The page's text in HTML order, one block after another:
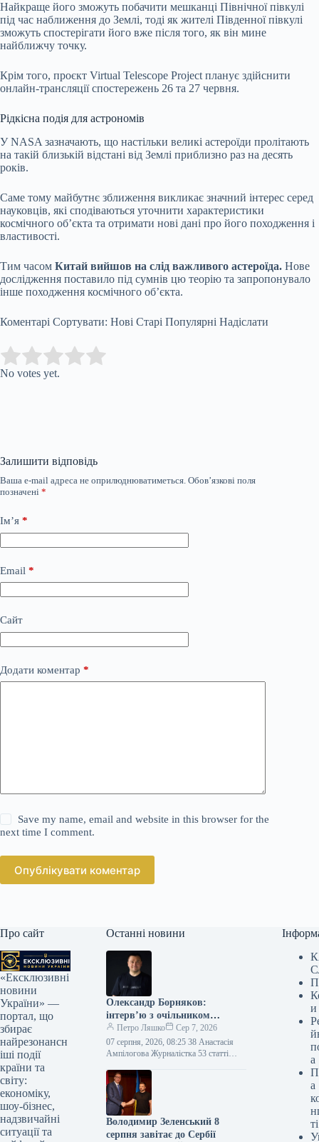
Найкраще його зможуть побачити мешканці Північної півкулі
під час наближення до Землі, тоді як жителі Південної півкулі
зможуть спостерігати його вже після того, як він мине
найближчу точку.
Крім того, проєкт Virtual Telescope Project планує здійснити
онлайн-трансляції спостережень 26 та 27 червня.
Рідкісна подія для астрономів
У NASA зазначають, що настільки великі астероїди пролітають
на такій близькій відстані від Землі приблизно раз на десять
років.
Саме тому майбутнє зближення викликає значний інтерес серед
науковців, які сподіваються уточнити характеристики
космічного об’єкта та отримати нові дані про його походження і
властивості.
Тим часом Китай вийшов на слід важливого астероїда. Нове
дослідження поставило під сумнів цю теорію та запропонувало
інше походження космічного об’єкта.
Коментарі Сортувати: Нові Старі Популярні Надіслати
Rate this item:
No votes yet.
Залишити відповідь
Ваша e-mail адреса не оприлюднюватиметься. Обов’язкові поля
позначені *
Ім’я *
Email *
Сайт
Додати коментар *
Save my name, email and website in this browser for the
next time I comment.
Опублікувати коментар
Про сайт
«Ексклюзивні
новини
України» —
портал, що
збирає
найрезонансн
іші події
країни та
світу:
економіку,
шоу-бізнес,
надзвичайні
ситуації та
Останні новини
Олександр Борняков:
інтерв’ю з очільником
Наглядової ради Brave1
Петро Ляшко
Сер 7, 2026
07 серпня, 2026, 08:25 38 Анастасія
Ампілогова Журналістка 53 статті
трансформації Олександр Борняков
перейняв керівництво Наглядовою…
Володимир Зеленський 8
серпня завітає до Сербії
и
а
а
ті